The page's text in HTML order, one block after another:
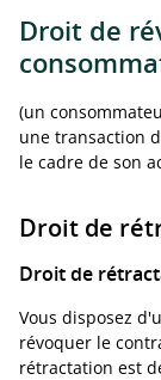
Droit de
(un
une transaction
le cadre de son
Droit de
Droit de
Vous disposez
révoquer le
rétractation est